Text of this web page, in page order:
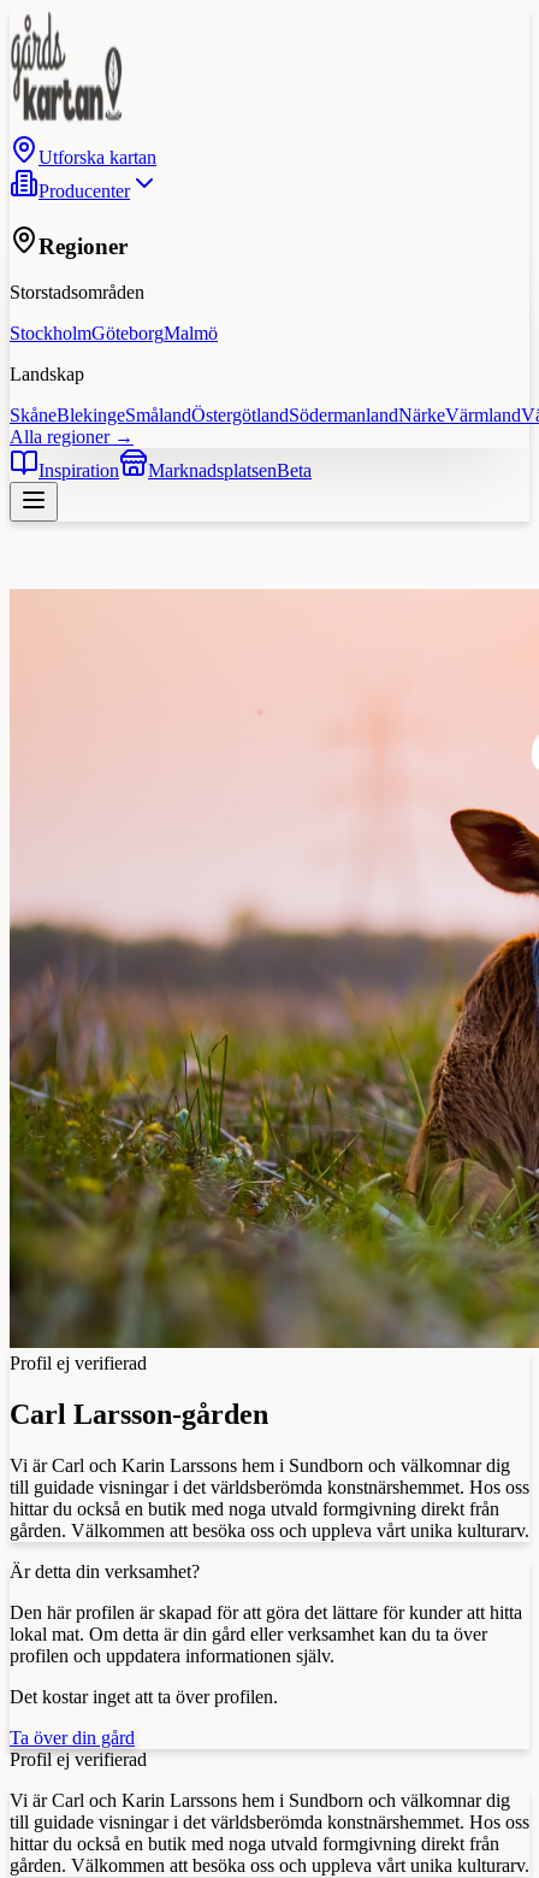
Utforska kartan
Producenter
Regioner
Storstadsområden
StockholmGöteborgMalmö
Landskap
SkåneBlekingeSmålandÖstergötlandSödermanlandNärkeVärmland
Alla regioner →
Inspiration
MarknadsplatsenBeta
Profil ej verifierad
Carl Larsson-gården
Vi är Carl och Karin Larssons hem i Sundborn och välkomnar dig
till guidade visningar i det världsberömda konstnärshemmet. Hos oss
hittar du också en butik med noga utvald formgivning direkt från
gården. Välkommen att besöka oss och uppleva vårt unika kulturarv.
Är detta din verksamhet?
Den här profilen är skapad för att göra det lättare för kunder att hitta
lokal mat. Om detta är din gård eller verksamhet kan du ta över
profilen och uppdatera informationen själv.
Det kostar inget att ta över profilen.
Ta över din gård
Profil ej verifierad
Vi är Carl och Karin Larssons hem i Sundborn och välkomnar dig
till guidade visningar i det världsberömda konstnärshemmet. Hos oss
hittar du också en butik med noga utvald formgivning direkt från
gården. Välkommen att besöka oss och uppleva vårt unika kulturarv.